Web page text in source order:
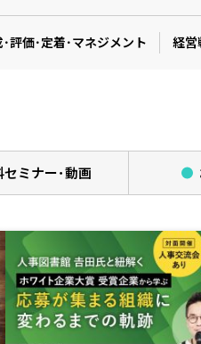
評価･定着･マネジメント 経営
セミナー･動画